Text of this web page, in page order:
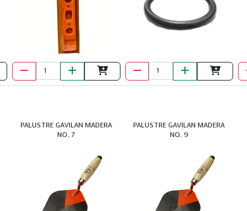
PALUSTRE GAVILAN MADERA
NO. 7
PALUSTRE GAVILAN MADERA
NO. 9